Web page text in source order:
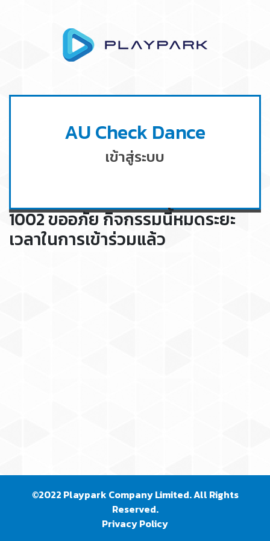
AU Check Dance
เข้าสู่ระบบ
1002 ขออภัย กิจกรรมนี้หมดระยะ
เวลาในการเข้าร่วมแล้ว
©2022 Playpark Company Limited. All Rights
Reserved.
Privacy Policy